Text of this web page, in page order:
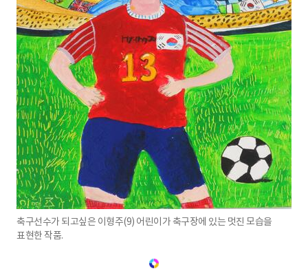
축구선수가 되고싶은 이형주(9) 어린이가 축구장에 있는 멋진 모습을
표현한 작품.